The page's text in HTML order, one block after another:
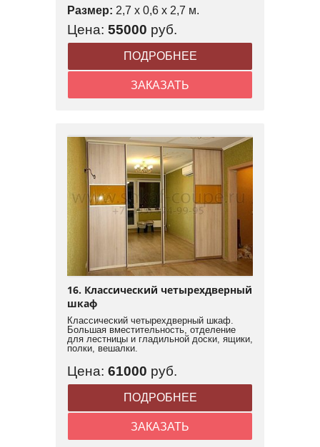
Размер: 2,7 x 0,6 x 2,7 м.
Цена: 55000 руб.
ПОДРОБНЕЕ
ЗАКАЗАТЬ
16. Классический четырехдверный
шкаф
Классический четырехдверный шкаф.
Большая вместительность, отделение
для лестницы и гладильной доски, ящики,
полки, вешалки.
Цена: 61000 руб.
ПОДРОБНЕЕ
ЗАКАЗАТЬ